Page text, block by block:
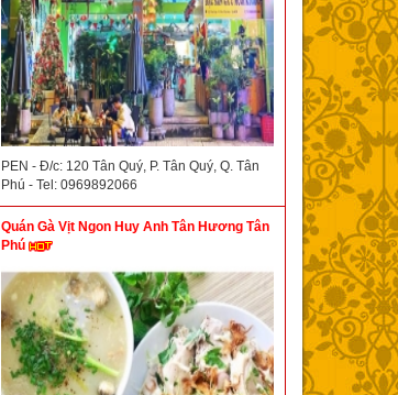
PEN - Đ/c: 120 Tân Quý, P. Tân Quý, Q. Tân
Phú - Tel: 0969892066
Quán Gà Vịt Ngon Huy Anh Tân Hương Tân
Phú